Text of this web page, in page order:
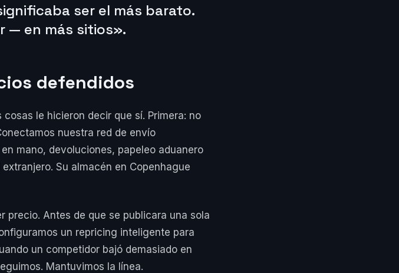
ser el más barato.
— en más sitios».
defendidos
le hicieron decir que sí. Primera: no
nuestra red de envío
mano, devoluciones, papeleo aduanero
Su almacén en Copenhague
precio. Antes de que se publicara una sola
un repricing inteligente para
un competidor bajó demasiado en
Mantuvimos la línea.